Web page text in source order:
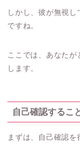
しかし、彼が無視
ですね。
ここでは、あなた
します。
自己確認するこ
まずは、自己確認を